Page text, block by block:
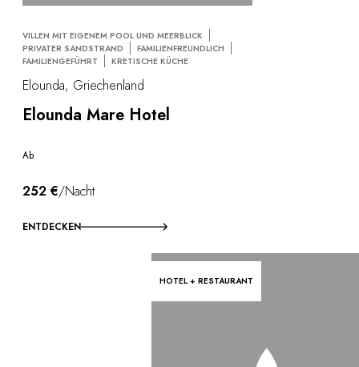
VILLEN MIT EIGENEM POOL UND MEERBLICK
PRIVATER SANDSTRAND
FAMILIENFREUNDLICH
FAMILIENGEFÜHRT
KRETISCHE KÜCHE
Elounda, Griechenland
Elounda Mare Hotel
Ab
252 €/Nacht
ENTDECKEN
HOTEL + RESTAURANT